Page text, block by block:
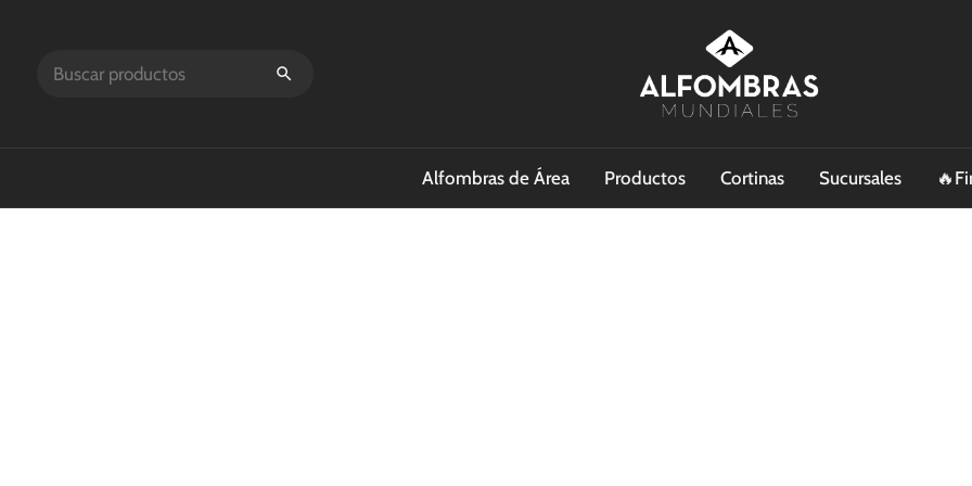
Alfombras de Área Productos Cortinas Sucursales